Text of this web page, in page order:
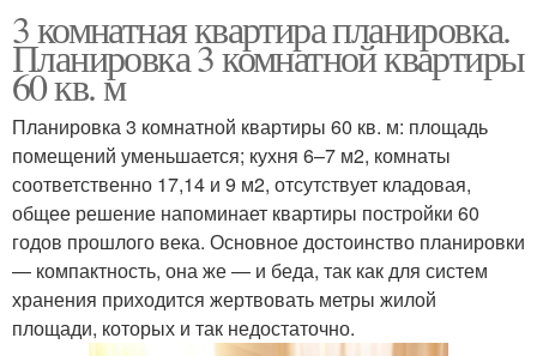
3 комнатная квартира планировка.
Планировка 3 комнатной квартиры
60 кв. м
Планировка 3 комнатной квартиры 60 кв. м: площадь
помещений уменьшается; кухня 6–7 м2, комнаты
соответственно 17,14 и 9 м2, отсутствует кладовая,
общее решение напоминает квартиры постройки 60
годов прошлого века. Основное достоинство планировки
— компактность, она же — и беда, так как для систем
хранения приходится жертвовать метры жилой
площади, которых и так недостаточно.